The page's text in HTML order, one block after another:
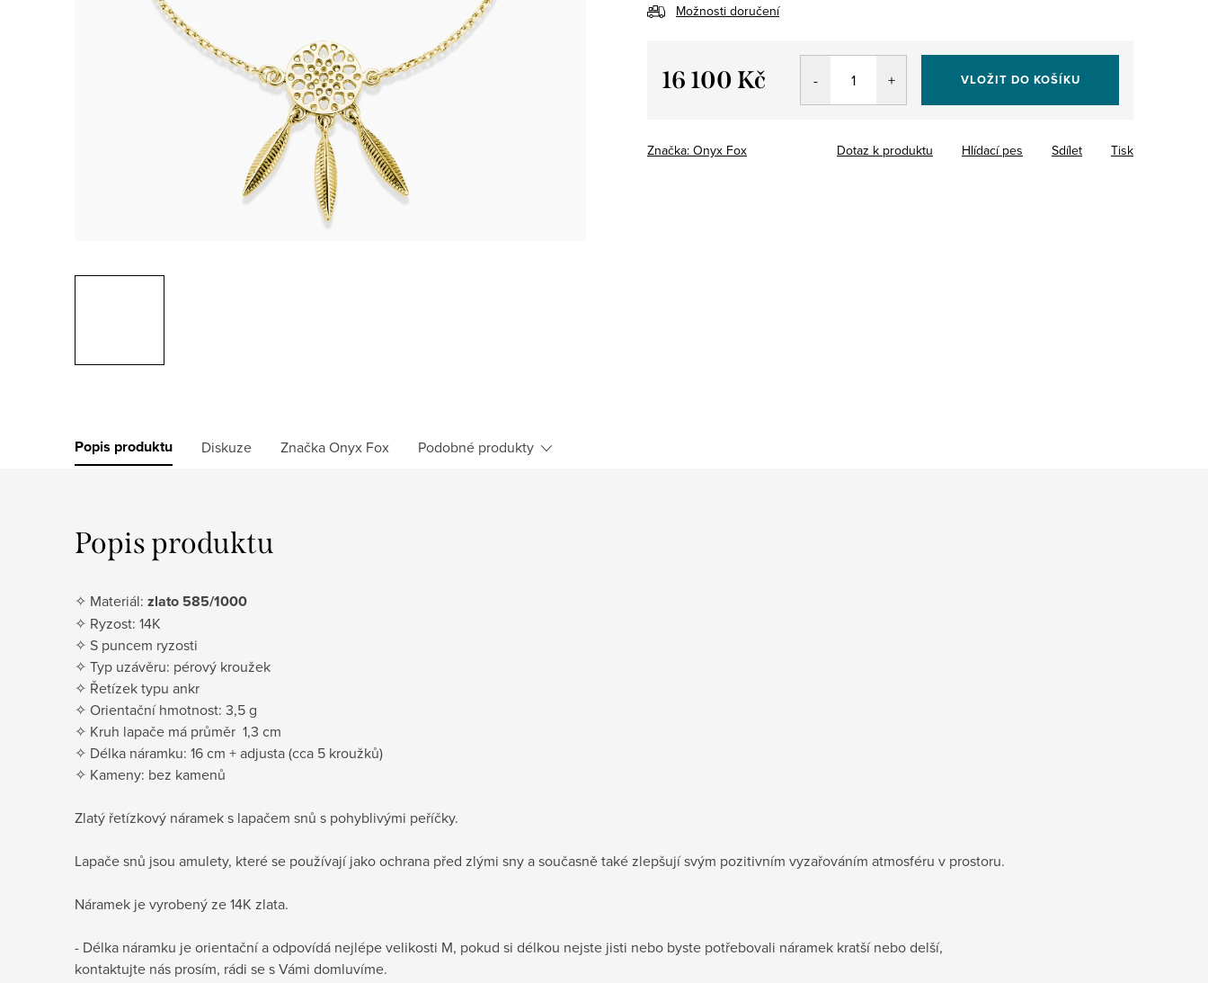
Možnosti doručení
16 100 Kč VLOŽIT DO KOŠÍKU
Značka: Onyx Fox Tisk
Dotaz k produktu Hlídací pes Sdílet
Popis produktu Diskuze ZnačkaOnyx Fox Podobné produkty
Popis produktu
✧ Materiál: zlato 585/1000
✧ Ryzost: 14K
✧ S puncem ryzosti
✧ Typ uzávěru: pérový kroužek
✧ Řetízek typu ankr
✧ Orientační hmotnost: 3,5 g
✧ Kruh lapače má průměr 1,3 cm
✧ Délka náramku: 16 cm + adjusta (cca 5 kroužků)
✧ Kameny: bez kamenů
Zlatý řetízkový náramek s lapačem snů s pohyblivými peříčky.
Lapače snů jsou amulety, které se používají jako ochrana před zlými sny a současně také zlepšují svým pozitivním vyzařováním atmosféru v prostoru.
Náramek je vyrobený ze 14K zlata.
- Délka náramku je orientační a odpovídá nejlépe velikosti M, pokud si délkou nejste jisti nebo byste potřebovali náramek kratší nebo delší,
kontaktujte nás prosím, rádi se s Vámi domluvíme.